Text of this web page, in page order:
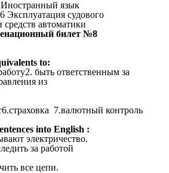
язык
Эксплуатация судового
средств автоматики
билет №8
to:
быть ответственным за
отправления из
7.валютный контроль
into English :
электричество.
за работой
все цепи.